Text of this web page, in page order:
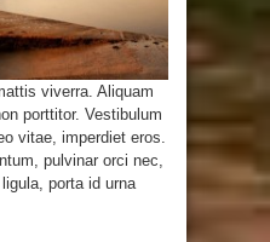
viverra. Aliquam
porttitor. Vestibulum
vitae, imperdiet eros.
pulvinar orci nec,
porta id urna